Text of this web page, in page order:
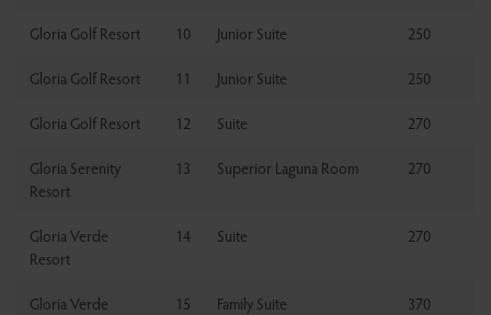
Gloria Golf Resort 10 Junior Suite 250
Gloria Golf Resort 11 Junior Suite 250
Gloria Golf Resort 12 Suite 270
Gloria Serenity
Resort
13 Superior Laguna Room 270
Gloria Verde
Resort
14 Suite 270
Gloria Verde
15 Family Suite 370